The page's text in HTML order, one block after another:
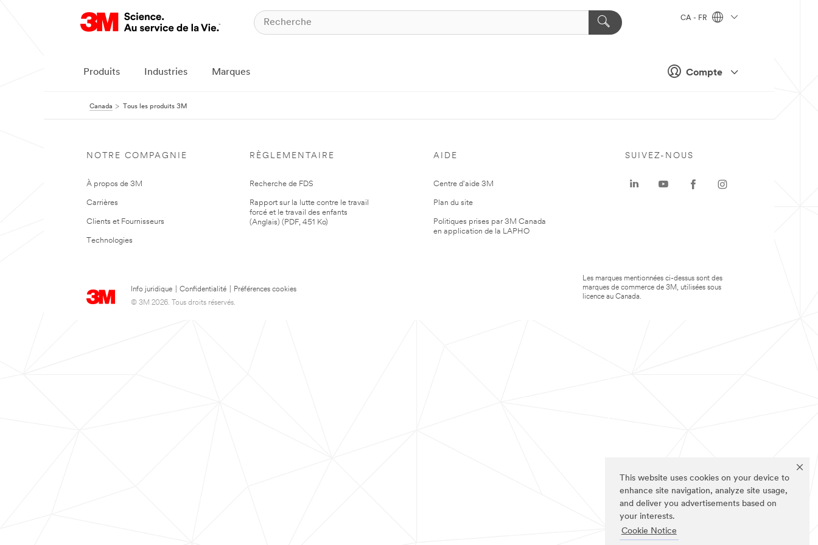
This website uses cookies on your device to
enhance site navigation, analyze site usage,
and deliver you advertisements based on
your interests.
Cookie Notice
Compte
CA - FR
Produits Industries Marques
Canada Tous les produits 3M
NOTRE COMPAGNIE
À propos de 3M
Carrières
Clients et Fournisseurs
Technologies
RÈGLEMENTAIRE
Recherche de FDS
Rapport sur la lutte contre le travail
forcé et le travail des enfants
(Anglais) (PDF, 451 Ko)
AIDE
Centre d'aide 3M
Plan du site
Politiques prises par 3M Canada
en application de la LAPHO
Info juridique Confidentialité
Préférences cookies
© 3M 2026. Tous droits réservés.
SUIVEZ-NOUS
Les marques mentionnées ci-dessus sont des
marques de commerce de 3M, utilisées sous
licence au Canada.